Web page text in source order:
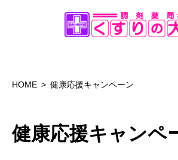
HOME 健康応援キャンペーン
健康応援キャンペ